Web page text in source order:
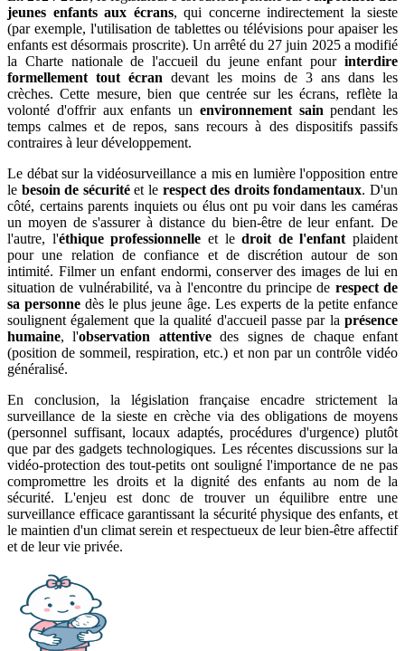
jeunes enfants aux écrans, qui concerne indirectement la sieste
(par exemple, l'utilisation de tablettes ou télévisions pour apaiser les
enfants est désormais proscrite). Un arrêté du 27 juin 2025 a modifié
la Charte nationale de l'accueil du jeune enfant pour interdire
formellement tout écran devant les moins de 3 ans dans les
crèches. Cette mesure, bien que centrée sur les écrans, reflète la
volonté d'offrir aux enfants un environnement sain pendant les
temps calmes et de repos, sans recours à des dispositifs passifs
contraires à leur développement.
Le débat sur la vidéosurveillance a mis en lumière l'opposition entre
le besoin de sécuritéet le respect des droits fondamentaux. D'un
côté, certains parents inquiets ou élus ont pu voir dans les caméras
un moyen de s'assurer à distance du bien-être de leur enfant. De
l'autre, l'éthique professionnelle et ledroit de l'enfant plaident
pour une relation de confiance et de discrétion autour de son
intimité. Filmer un enfant endormi, conserver des images de lui en
situation de vulnérabilité, va à l'encontre du principe de respect de
sa personne dès le plus jeune âge. Les experts de la petite enfance
soulignent également que la qualité d'accueil passe par la présence
humaine, l'observation attentivedes signes de chaque enfant
(position de sommeil, respiration, etc.) et non par un contrôle vidéo
généralisé.
En conclusion, la législation française encadre strictement la
surveillance de la sieste en crèche via des obligations de moyens
(personnel suffisant, locaux adaptés, procédures d'urgence) plutôt
que par des gadgets technologiques. Les récentes discussions sur la
vidéo-protection des tout-petits ont souligné l'importance de ne pas
compromettre les droits et la dignité des enfants au nom de la
sécurité. L'enjeu est donc de trouver un équilibre entre une
surveillance efficace garantissant la sécurité physique des enfants, et
le maintien d'un climat serein et respectueux de leur bien-être affectif
et de leur vie privée.